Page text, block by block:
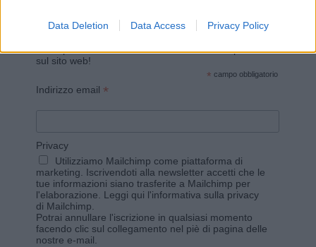
Data Deletion Data Access Privacy Policy
email periodiche contenenti le ultime notizie pubblicate
sul sito web!
* campo obbligatorio
Indirizzo email *
Privacy
Utilizziamo Mailchimp come piattaforma di
marketing. Iscrivendoti alla newsletter accetti che le
tue informazioni siano trasferite a Mailchimp per
l'elaborazione. Leggi qui l'informativa sulla privacy
di Mailchimp.
Potrai annullare l'iscrizione in qualsiasi momento
facendo clic sul collegamento nel piè di pagina delle
nostre e-mail.